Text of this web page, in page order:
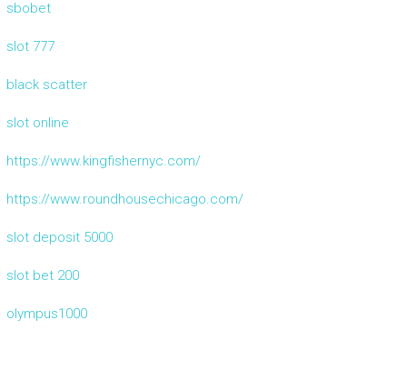
sbobet
slot 777
black scatter
slot online
https://www.kingfishernyc.com/
https://www.roundhousechicago.com/
slot deposit 5000
slot bet 200
olympus1000